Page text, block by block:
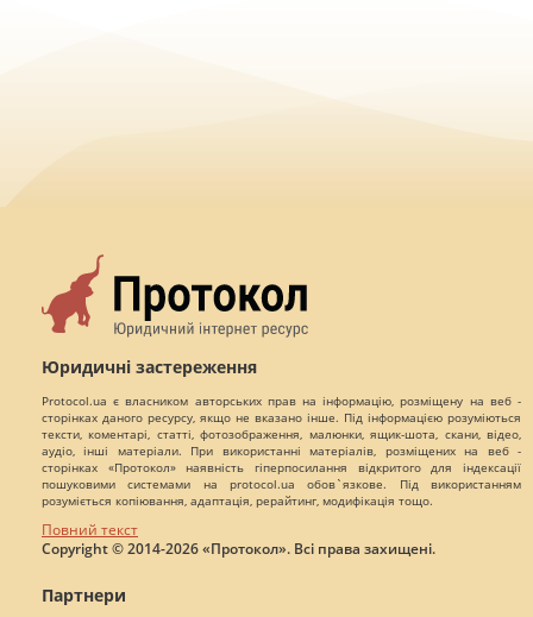
Юридичні застереження
Protocol.ua є власником авторських прав на інформацію, розміщену на веб -
сторінках даного ресурсу, якщо не вказано інше. Під інформацією розуміються
тексти, коментарі, статті, фотозображення, малюнки, ящик-шота, скани, відео,
аудіо, інші матеріали. При використанні матеріалів, розміщених на веб -
сторінках «Протокол» наявність гіперпосилання відкритого для індексації
пошуковими системами на protocol.ua обов`язкове. Під використанням
розуміється копіювання, адаптація, рерайтинг, модифікація тощо.
Повний текст
Copyright © 2014-2026 «Протокол». Всі права захищені.
Партнери